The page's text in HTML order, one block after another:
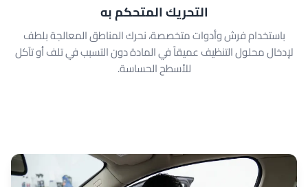
التحريك المتحكم به
باستخدام فرش وأدوات متخصصة، نحرك المناطق المعالجة بلطف
لإدخال محلول التنظيف عميقاً في المادة دون التسبب في تلف أو تآكل
للأسطح الحساسة.